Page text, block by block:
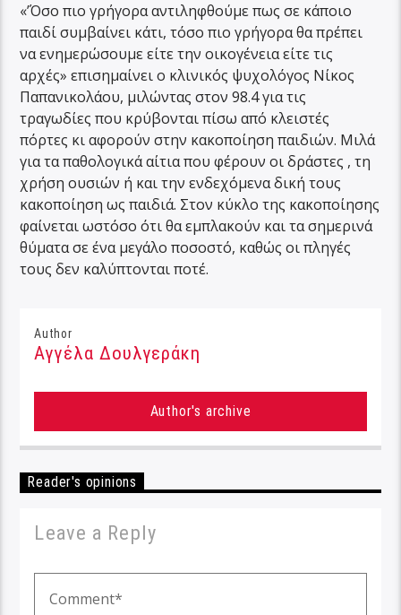
«’Όσο πιο γρήγορα αντιληφθούμε πως σε κάποιο
παιδί συμβαίνει κάτι, τόσο πιο γρήγορα θα πρέπει
να ενημερώσουμε είτε την οικογένεια είτε τις
αρχές» επισημαίνει ο κλινικός ψυχολόγος Νίκος
Παπανικολάου, μιλώντας στον 98.4 για τις
τραγωδίες που κρύβονται πίσω από κλειστές
πόρτες κι αφορούν στην κακοποίηση παιδιών. Μιλά
για τα παθολογικά αίτια που φέρουν οι δράστες , τη
χρήση ουσιών ή και την ενδεχόμενα δική τους
κακοποίηση ως παιδιά. Στον κύκλο της κακοποίησης
φαίνεται ωστόσο ότι θα εμπλακούν και τα σημερινά
θύματα σε ένα μεγάλο ποσοστό, καθώς οι πληγές
τους δεν καλύπτονται ποτέ.
Author
Αγγέλα Δουλγεράκη
Author's archive
Reader's opinions
Leave a Reply